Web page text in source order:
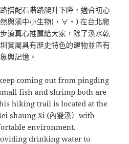
搭配石階路爬升下降，適合初心
與溪中小生物(・∀・) 在台北爬
道真心推薦給大家，除了溪水乾
實屬具有歷史特色的建物並帶有
與記憶。
coming out from pingding
fish and shrimp both are
hiking trail is located at the
shaung Xi (內雙溪）with
environment.
drinking water to